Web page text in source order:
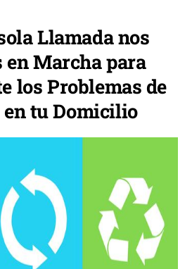
Llamada nos
en Marcha para
los Problemas de
en tu Domicilio